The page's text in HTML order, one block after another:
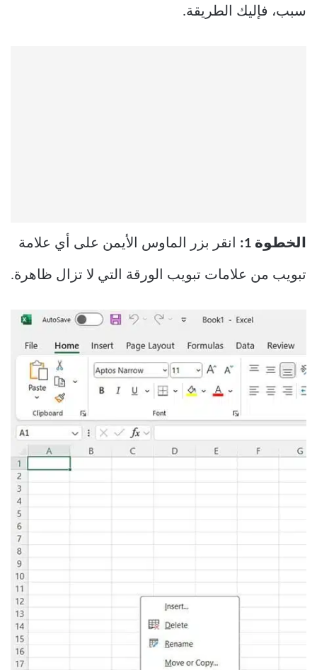
سبب، فإليك الطريقة.
الخطوة 1: انقر بزر الماوس الأيمن على أي علامة
تبويب من علامات تبويب الورقة التي لا تزال ظاهرة.